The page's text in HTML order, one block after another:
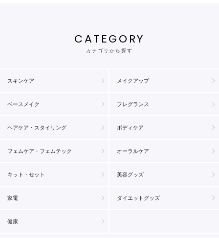
CATEGORY
カテゴリから探す
スキンケア メイクアップ
ベースメイク フレグランス
ヘアケア・スタイリング ボディケア
フェムケア・フェムテック オーラルケア
キット・セット 美容グッズ
家電 ダイエットグッズ
健康